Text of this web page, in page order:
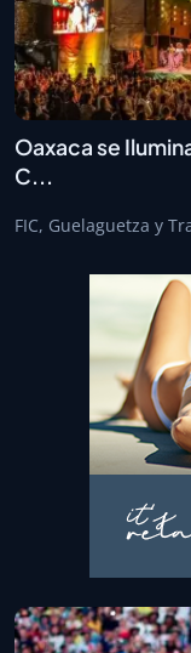
Oaxaca se
C...
FIC, Guelaguetza y